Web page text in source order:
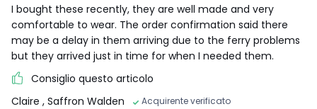
I bought these recently, they are well made and very
comfortable to wear. The order confirmation said there
may be a delay in them arriving due to the ferry problems
but they arrived just in time for when I needed them.
Consiglio questo articolo
Claire , Saffron Walden Acquirente verificato